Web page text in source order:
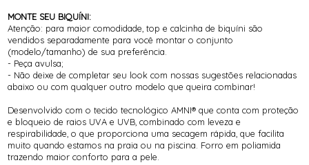
MONTE SEU BIQUÍNI:
Atenção: para maior comodidade, top e calcinha de biquíni são
vendidos separadamente para você montar o conjunto
(modelo/tamanho) de sua preferência.
- Peça avulsa;
- Não deixe de completar seu look com nossas sugestões relacionadas
abaixo ou com qualquer outro modelo que queira combinar!
Desenvolvido com o tecido tecnológico AMNI® que conta com proteção
e bloqueio de raios UVA e UVB, combinado com leveza e
respirabilidade, o que proporciona uma secagem rápida, que facilita
muito quando estamos na praia ou na piscina. Forro em poliamida
trazendo maior conforto para a pele.